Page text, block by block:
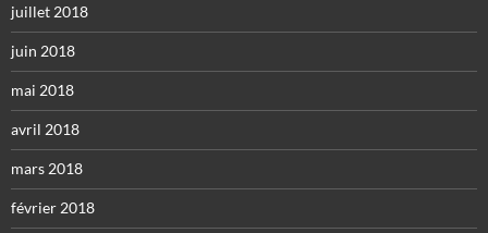
juillet 2018
juin 2018
mai 2018
avril 2018
mars 2018
février 2018